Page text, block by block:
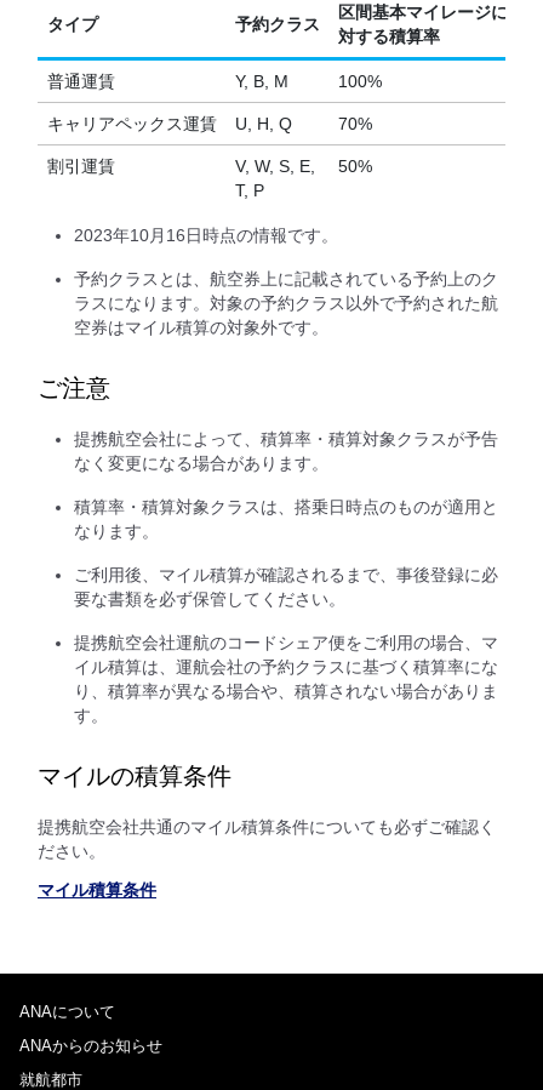
タイプ 予約クラス
区間基本マイレージに
対する積算率
普通運賃 Y, B, M 100%
キャリアペックス運賃 U, H, Q 70%
割引運賃
V, W, S, E,
T, P
50%
2023年10月16日時点の情報です。
予約クラスとは、航空券上に記載されている予約上のク
ラスになります。対象の予約クラス以外で予約された航
空券はマイル積算の対象外です。
ご注意
提携航空会社によって、積算率・積算対象クラスが予告
なく変更になる場合があります。
積算率・積算対象クラスは、搭乗日時点のものが適用と
なります。
ご利用後、マイル積算が確認されるまで、事後登録に必
要な書類を必ず保管してください。
提携航空会社運航のコードシェア便をご利用の場合、マ
イル積算は、運航会社の予約クラスに基づく積算率にな
り、積算率が異なる場合や、積算されない場合がありま
す。
マイルの積算条件
提携航空会社共通のマイル積算条件についても必ずご確認く
ださい。
マイル積算条件
ANAについて
ANAからのお知らせ
就航都市